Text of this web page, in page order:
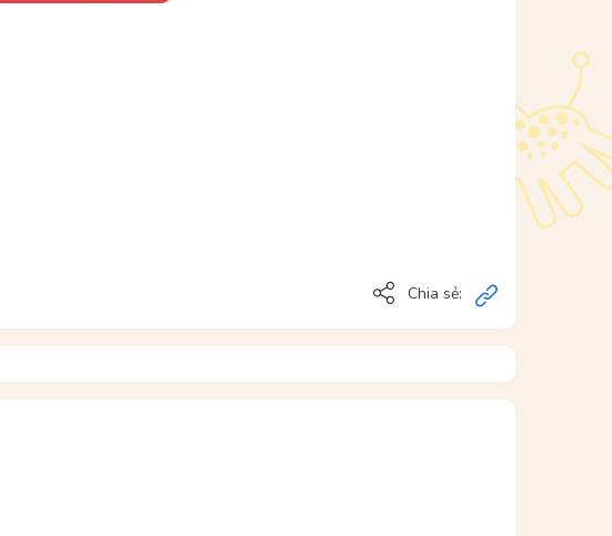
Chia sẻ: